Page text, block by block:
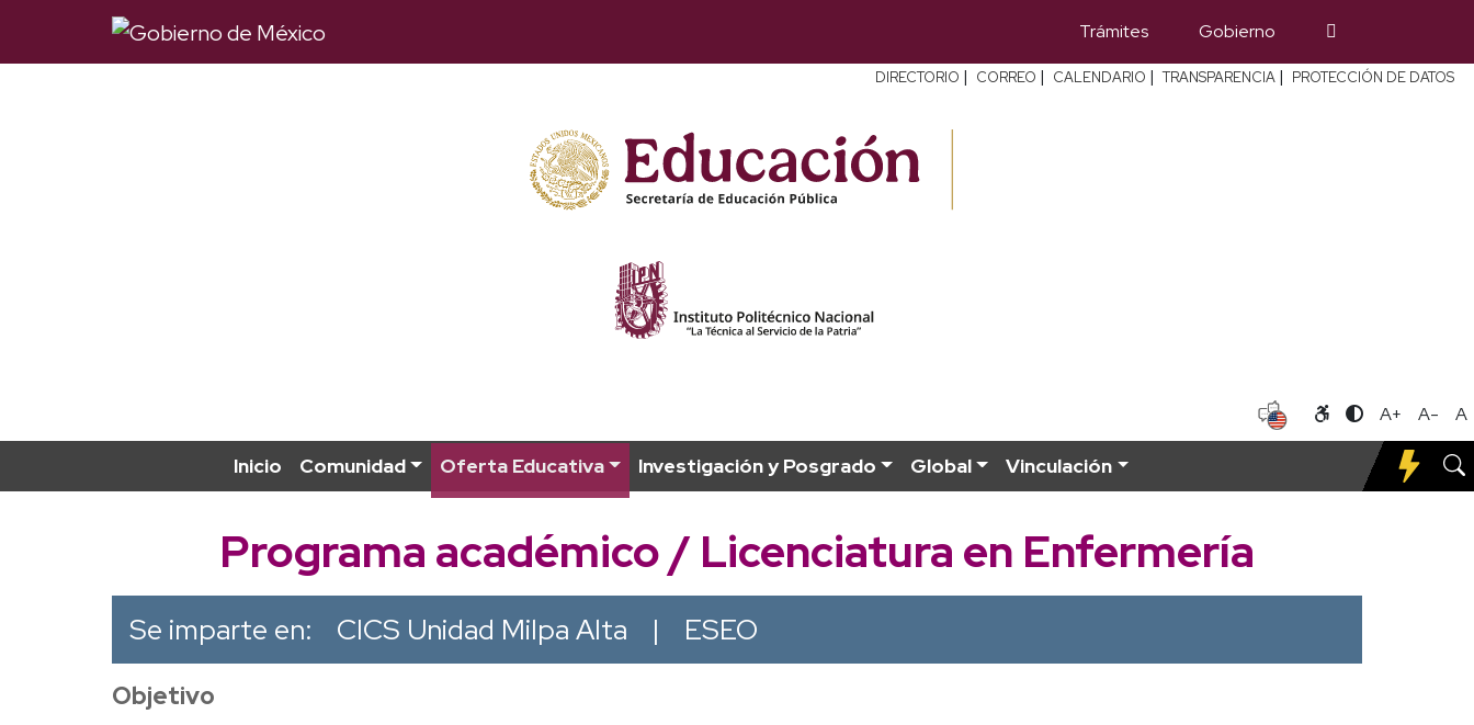
Trámites Gobierno
DIRECTORIO | CORREO | CALENDARIO | TRANSPARENCIA | PROTECCIÓN DE DATOS
A+ A- A
Inicio Comunidad Oferta Educativa Investigación y Posgrado Global Vinculación
Programa académico / Licenciatura en Enfermería
Se imparte en: CICS Unidad Milpa Alta | ESEO
Objetivo